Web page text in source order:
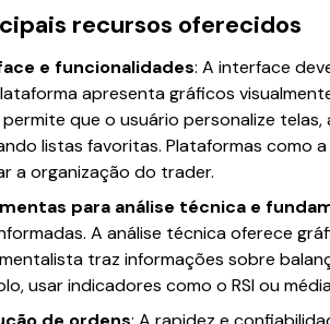
recursos oferecidos
e funcionalidades: A interface
apresenta gráficos
permite que o usuário personalize
listas favoritas. Plataformas como
a organização do trader.
para análise técnica e
A análise técnica oferece
traz informações sobre
usar indicadores como o RSI ou